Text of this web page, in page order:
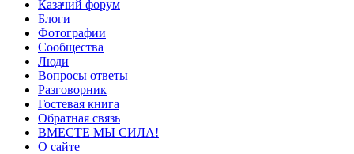
Казачий форум
Блоги
Фотографии
Сообщества
Люди
Вопросы ответы
Разговорник
Гостевая книга
Обратная связь
ВМЕСТЕ МЫ СИЛА!
О сайте